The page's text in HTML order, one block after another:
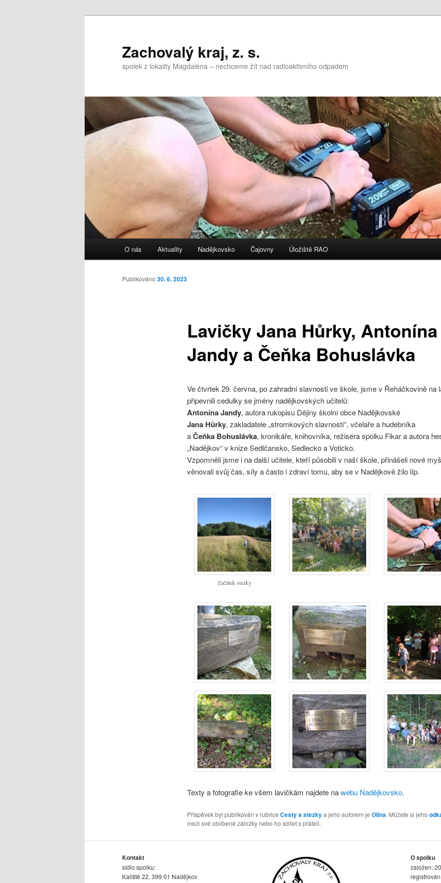
Zachovalý kraj, z. s.
spolek z lokality Magdaléna – nechceme žít nad radioaktivního odpadem
O nás Aktuality Nadějkovsko Čajovny Úložiště RAO
Lavičky Jana Hůrky, Antonína
Jandy a Čeňka Bohuslávka
Publikováno 30. 6. 2023
Ve čtvrtek 29. června, po zahradní slavnosti ve škole, jsme v Řeháčkovině na
připevnili cedulky se jmény nadějkovských učitelů:
Antonína Jandy, autora rukopisu Dějiny školní obce Nadějkovské
Jana Hůrky, zakladatele „stromkových slavností“, včelaře a hudebníka
aČeňka Bohuslávka, kronikáře, knihovníka, režiséra spolku Fikar a autora
„Nadějkov“ v knize Sedlčansko, Sedlecko a Voticko.
Vzpomněli jsme i na další učitele, kteří působili v naší škole, přinášeli nové
věnovali svůj čas, síly a často i zdraví tomu, aby se v Nadějkově žilo líp.
Začátek stezky
Texty a fotografie ke všem lavičkám najdete nawebu Nadějkovsko.
Příspěvek byl publikován v rubrice Cesty a stezkya jeho autorem je Olina. Můžete si jeho
mezi své oblíbené záložky nebo ho sdílet s přáteli.
Kontakt
sídlo spolku:
Kaliště 22, 399 01 Nadějkov
O spolku
založen: